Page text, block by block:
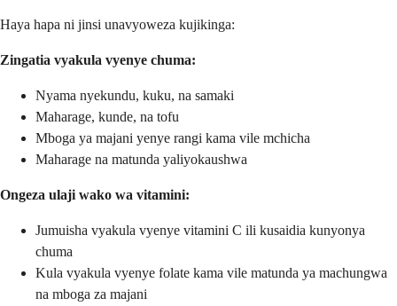
Haya hapa ni jinsi unavyoweza kujikinga:
Zingatia vyakula vyenye chuma:
Nyama nyekundu, kuku, na samaki
Maharage, kunde, na tofu
Mboga ya majani yenye rangi kama vile mchicha
Maharage na matunda yaliyokaushwa
Ongeza ulaji wako wa vitamini:
Jumuisha vyakula vyenye vitamini C ili kusaidia kunyonya
chuma
Kula vyakula vyenye folate kama vile matunda ya machungwa
na mboga za majani